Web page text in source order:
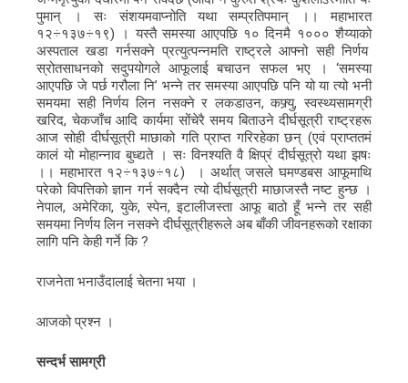
पुमान् । सः संशयमवाप्नोति यथा सम्प्रतिपमान् ।। महाभारत
१२÷१३७÷१९) । यस्तै समस्या आएपछि १० दिनमै १००० शैय्याको
अस्पताल खडा गर्नसक्ने प्रत्युत्पन्नमति राष्ट्रले आफ्नो सही निर्णय
स्रोतसाधनको सदुपयोगले आफूलाई बचाउन सफल भए । ‘समस्या
आएपछि जे पर्छ गरौला नि’ भन्ने तर समस्या आएपछि पनि यो या त्यो भनी
समयमा सही निर्णय लिन नसक्ने र लकडाउन, कफ्र्यु, स्वस्थ्यसामग्री
खरिद, चेकजाँच आदि कार्यमा सोंचेरै समय बिताउने दीर्घसूत्री राष्ट्रहरू
आज सोही दीर्घसूत्री माछाको गति प्राप्त गरिरहेका छन् (एवं प्राप्ततमं
कालं यो मोहान्नाव बुध्द्यते । सः विनश्यति वै क्षिप्रं दीर्घसूत्रो यथा झषः
।। महाभारत १२÷१३७÷१८) । अर्थात् जसले घमण्डबस आफूमाथि
परेको विपत्तिको ज्ञान गर्न सक्दैन त्यो दीर्घसूत्री माछाजस्तै नष्ट हुन्छ ।
नेपाल, अमेरिका, युके, स्पेन, इटालीजस्ता आफू बाठो हूँ भन्ने तर सही
समयमा निर्णय लिन नसक्ने दीर्घसूत्रीहरूले अब बाँकी जीवनहरूको रक्षाका
लागि पनि केही गर्ने कि ?
राजनेता भनाउँदालाई चेतना भया ।
आजको प्रश्न ।
सन्दर्भ सामग्री